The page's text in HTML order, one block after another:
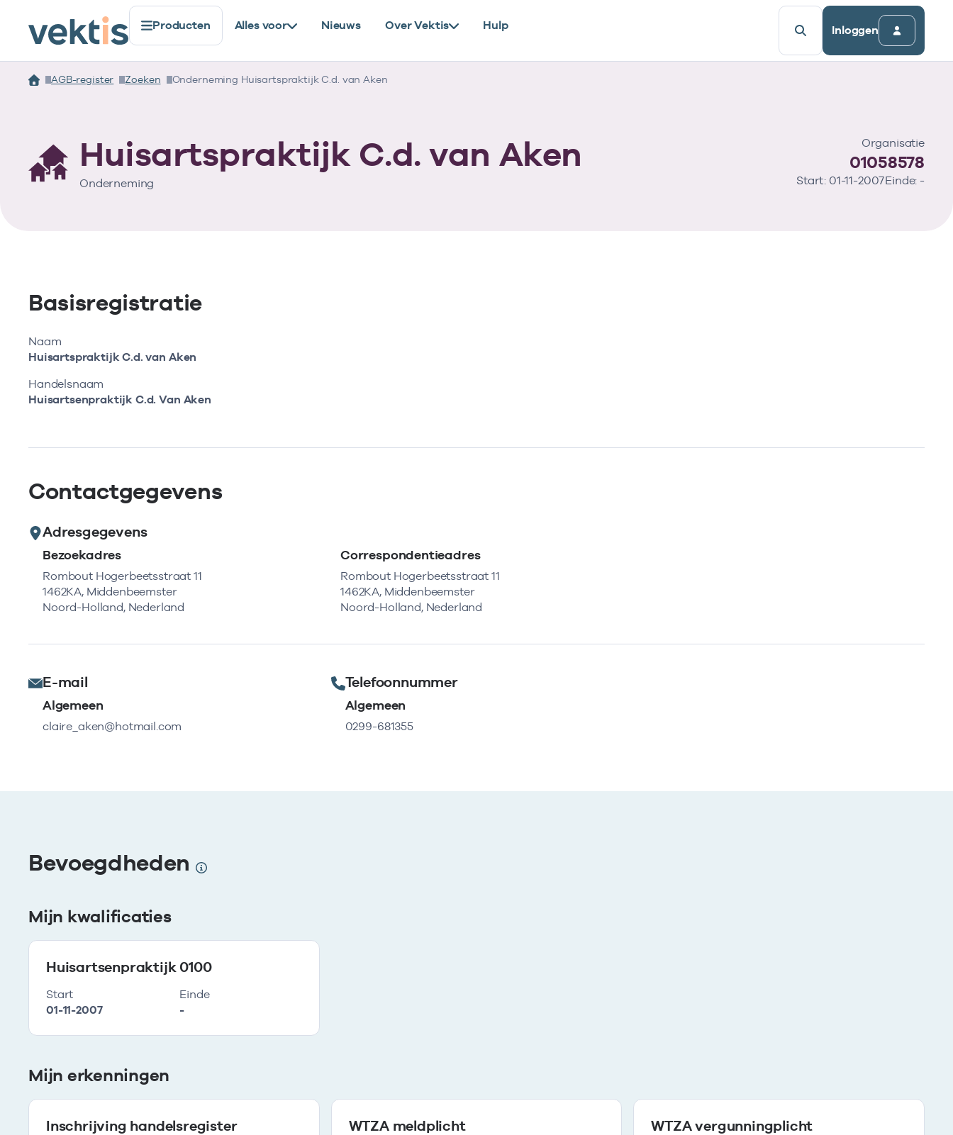
Producten Alles voor Nieuws Over Vektis Hulp Inloggen
AGB-register Zoeken Onderneming Huisartspraktijk C.d. van Aken
Huisartspraktijk C.d. van Aken
Onderneming
Organisatie
01058578
Start: 01-11-2007Einde: -
Basisregistratie
Naam
Huisartspraktijk C.d. van Aken
Handelsnaam
Huisartsenpraktijk C.d. Van Aken
Contactgegevens
Adresgegevens
Bezoekadres
Rombout Hogerbeetsstraat 11
1462KA, Middenbeemster
Noord-Holland, Nederland
Correspondentieadres
Rombout Hogerbeetsstraat 11
1462KA, Middenbeemster
Noord-Holland, Nederland
E-mail
Algemeen
claire_aken@hotmail.com
Telefoonnummer
Algemeen
0299-681355
Bevoegdheden
Mijn kwalificaties
Huisartsenpraktijk 0100
Start
01-11-2007
Einde
-
Mijn erkenningen
Inschrijving handelsregister WTZA meldplicht WTZA vergunningplicht